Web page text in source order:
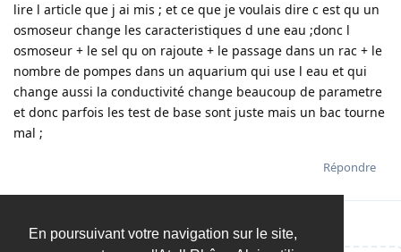
En poursuivant votre navigation sur le site,
lire l article que j ai mis ; et ce que je voulais dire c est qu un
osmoseur change les caracteristiques d une eau ;donc l
osmoseur + le sel qu on rajoute + le passage dans un rac + le
nombre de pompes dans un aquarium qui use l eau et qui
change aussi la conductivité change beaucoup de parametre
et donc parfois les test de base sont juste mais un bac tourne
mal ;
Répondre